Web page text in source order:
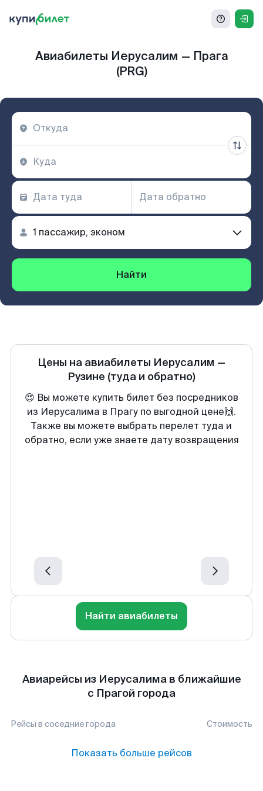
Авиабилеты Иерусалим — Прага
(PRG)
Найти
Цены на авиабилеты Иерусалим —
Рузине (туда и обратно)
😍 Вы можете купить билет без посредников
из Иерусалима в Прагу по выгодной цене🙌.
Также вы можете выбрать перелет туда и
обратно, если уже знаете дату возвращения
Найти авиабилеты
Авиарейсы из Иерусалима в ближайшие
с Прагой города
Рейсы в соседние города Стоимость
Показать больше рейсов